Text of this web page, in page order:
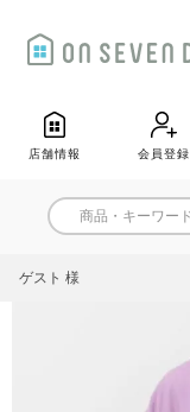
店舗情報 会員登録
ゲスト 様